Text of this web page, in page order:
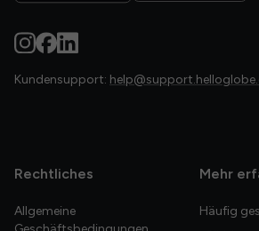
Kundensupport:
Rechtliches
Allgemeine
Mehr
Häufig